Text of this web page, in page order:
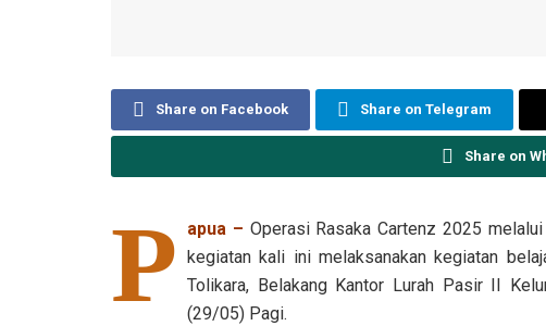
Share on Facebook Share on Telegram
Share on
P apua – Operasi Rasaka Cartenz 2025
kegiatan kali ini melaksanakan kegiatan
Tolikara, Belakang Kantor Lurah Pasir II
(29/05) Pagi.